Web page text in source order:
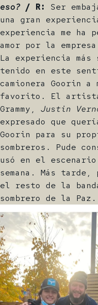
eso? / R:
Ser
una gran
experiencia me ha
amor por la
La experiencia
tenido en este
camionera Goorin
favorito. El artista
Grammy, Justin
expresado que
Goorin para su
sombreros. Pude
usó en el
semana. Más
el resto de la
sombrero de la Paz.